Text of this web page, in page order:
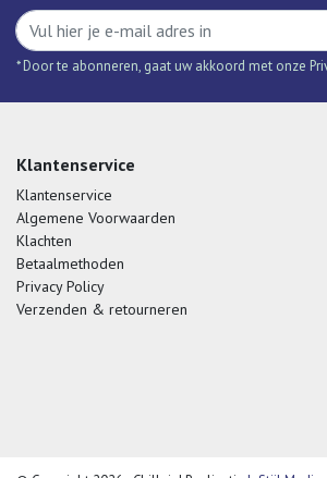
* Door te abonneren, gaat uw akkoord met onze
Klantenservice
Klantenservice
Algemene Voorwaarden
Klachten
Betaalmethoden
Privacy Policy
Verzenden & retourneren